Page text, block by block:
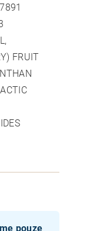
FRUIT
pouze